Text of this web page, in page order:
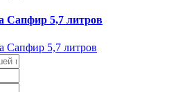
Сапфир 5,7 литров